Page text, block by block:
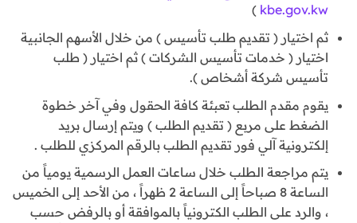
kbe.gov.kw
)
ثم اختيار ( تقديم طلب تأسيس ) من خلال الأسهم الجانبية
اختيار ( خدمات تأسيس الشركات ) ثم اختيار ( طلب
تأسيس شركة أشخاص ).
يقوم مقدم الطلب تعبئة كافة الحقول وفي آخر خطوة
الضغط على مربع ( تقديم الطلب ) ويتم إرسال بريد
إلكترونية آلي فور تقديم الطلب بالرقم المركزي للطلب .
يتم مراجعة الطلب خلال ساعات العمل الرسمية يومياً من
الساعة 8 صباحاً إلى الساعة 2 ظهراً ، من الأحد إلى الخميس
، والرد على الطلب الكترونياً بالموافقة أو بالرفض حسب